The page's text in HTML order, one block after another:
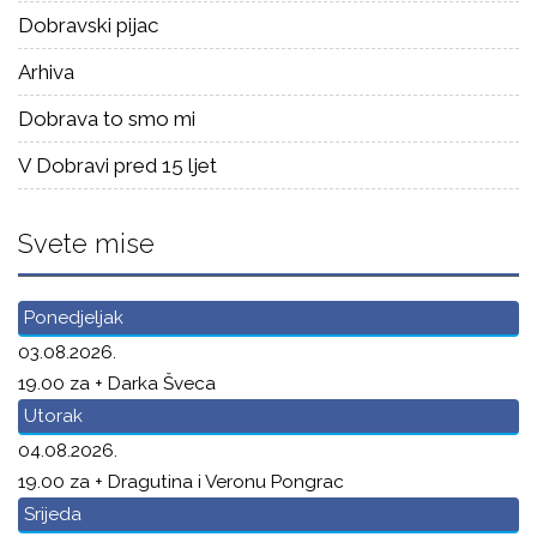
Dobravski pijac
Arhiva
Dobrava to smo mi
V Dobravi pred 15 ljet
Svete mise
Ponedjeljak
03.08.2026.
19.00 za + Darka Šveca
Utorak
04.08.2026.
19.00 za + Dragutina i Veronu Pongrac
Srijeda